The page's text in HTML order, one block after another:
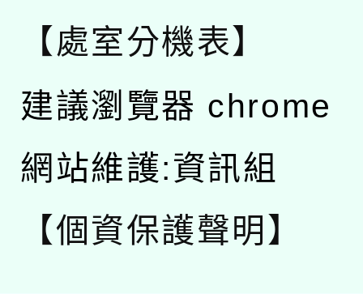
【處室分機表】
建議瀏覽器 chrome
網站維護:資訊組
【個資保護聲明】